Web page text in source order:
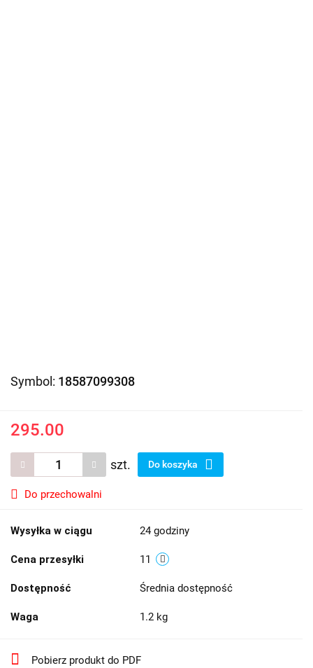
Symbol: 18587099308
295.00
szt. Do koszyka
Do przechowalni
Wysyłka w ciągu 24 godziny
Cena przesyłki 11
Dostępność Średnia dostępność
Waga 1.2 kg
Pobierz produkt do PDF